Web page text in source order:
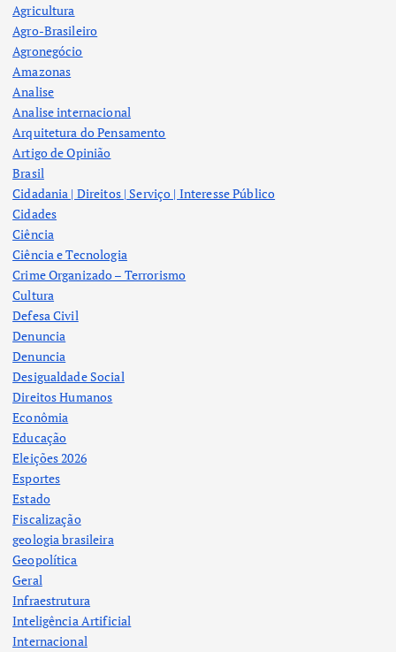
Agricultura
Agro-Brasileiro
Agronegócio
Amazonas
Analise
Analise internacional
Arquitetura do Pensamento
Artigo de Opinião
Brasil
Cidadania | Direitos | Serviço | Interesse Público
Cidades
Ciência
Ciência e Tecnologia
Crime Organizado – Terrorismo
Cultura
Defesa Civil
Denuncia
Denuncia
Desigualdade Social
Direitos Humanos
Econômia
Educação
Eleições 2026
Esportes
Estado
Fiscalização
geologia brasileira
Geopolítica
Geral
Infraestrutura
Inteligência Artificial
Internacional